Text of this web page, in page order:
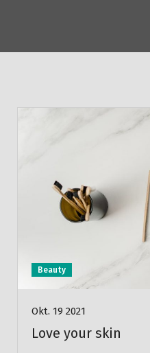
Beauty
Okt. 19 2021
Love your skin